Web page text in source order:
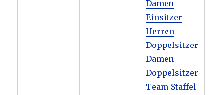
Damen
Einsitzer
Herren
Doppelsitzer
Damen
Doppelsitzer
Team-Staffel